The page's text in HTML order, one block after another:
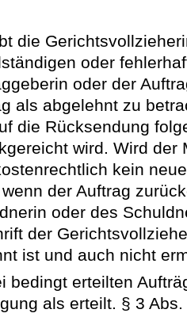
die
oder
oder der
als abgelehnt zu
die Rücksendung
wird. Wird der
kein
der Auftrag
oder des
der
ist und auch nicht
bedingt erteilten
als erteilt. § 3